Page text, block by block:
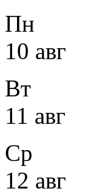
Пн
10 авг
Вт
11 авг
Ср
12 авг